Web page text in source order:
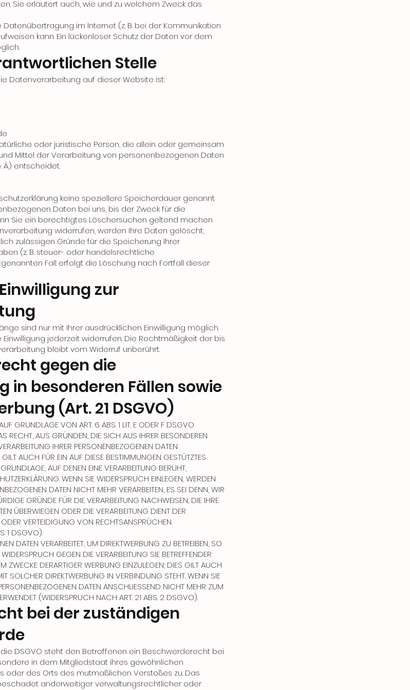
Sie erläutert auch, wie und zu welchem Zweck das
im Internet (z. B. bei der Kommunikation
kann. Ein lückenloser Schutz der Daten vor dem
Stelle
Datenverarbeitung auf dieser Website ist:
oder juristische Person, die allein oder gemeinsam
Mittel der Verarbeitung von personenbezogenen Daten
Ä.) entscheidet.
keine speziellere Speicherdauer genannt
Daten bei uns, bis der Zweck für die
Sie ein berechtigtes Löschersuchen geltend machen
widerrufen, werden Ihre Daten gelöscht,
zulässigen Gründe für die Speicherung Ihrer
(z. B. steuer- oder handelsrechtliche
Fall erfolgt die Löschung nach Fortfall dieser
zur
sind nur mit Ihrer ausdrücklichen Einwilligung möglich.
jederzeit widerrufen. Die Rechtmäßigkeit der bis
bleibt vom Widerruf unberührt.
gegen die
in besonderen Fällen sowie
(Art. 21 DSGVO)
GRUNDLAGE VON ART. 6 ABS. 1 LIT. E ODER F DSGVO
RECHT, AUS GRÜNDEN, DIE SICH AUS IHRER BESONDEREN
IHRER PERSONENBEZOGENEN DATEN
AUCH FÜR EIN AUF DIESE BESTIMMUNGEN GESTÜTZTES
AUF DENEN EINE VERARBEITUNG BERUHT,
WENN SIE WIDERSPRUCH EINLEGEN, WERDEN
DATEN NICHT MEHR VERARBEITEN, ES SEI DENN, WIR
GRÜNDE FÜR DIE VERARBEITUNG NACHWEISEN, DIE IHRE
ÜBERWIEGEN ODER DIE VERARBEITUNG DIENT DER
VERTEIDIGUNG VON RECHTSANSPRÜCHEN
1 DSGVO).
DATEN VERARBEITET, UM DIREKTWERBUNG ZU BETREIBEN, SO
GEGEN DIE VERARBEITUNG SIE BETREFFENDER
ZWECKE DERARTIGER WERBUNG EINZULEGEN; DIES GILT AUCH
SOLCHER DIREKTWERBUNG IN VERBINDUNG STEHT. WENN SIE
DATEN ANSCHLIESSEND NICHT MEHR ZUM
(WIDERSPRUCH NACH ART. 21 ABS. 2 DSGVO).
bei der zuständigen
DSGVO steht den Betroffenen ein Beschwerderecht bei
in dem Mitgliedstaat ihres gewöhnlichen
oder des Orts des mutmaßlichen Verstoßes zu. Das
anderweitiger verwaltungsrechtlicher oder